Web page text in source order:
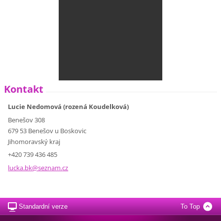
Kontakt
Lucie Nedomová (rozená Koudelková)
Benešov 308
679 53 Benešov u Boskovic
Jihomoravský kraj
+420 739 436 485
lucka.bk@seznam.cz
Standardní verze To Top